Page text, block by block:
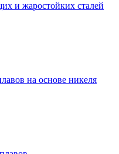
и жаростойких сталей
на основе никеля